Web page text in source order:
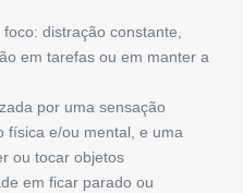
distração constante,
em tarefas ou em manter a
por uma sensação
física e/ou mental, e uma
ou tocar objetos
em ficar parado ou